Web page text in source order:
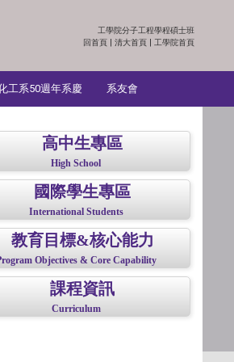
:::
工學院分子工程學程碩士班
回首頁 | 清大首頁 | 工學院首頁
工系50週年系慶 系友會
高中生專區
High School
國際學生專區
International Students
教育目標&核心能力
Objectives & Core Capability
課程資訊
Curriculum